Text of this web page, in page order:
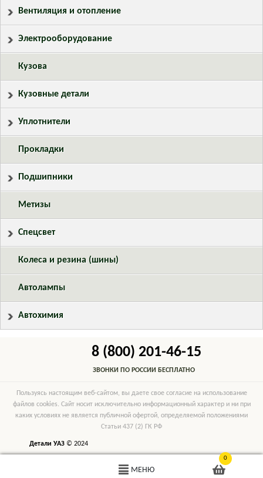
Вентиляция и отопление
Электрооборудование
Кузова
Кузовные детали
Уплотнители
Прокладки
Подшипники
Метизы
Спецсвет
Колеса и резина (шины)
Автолампы
Автохимия
8 (800) 201-46-15
ЗВОНКИ ПО РОССИИ БЕСПЛАТНО
МЕНЮ
0
Пользуясь настоящим веб-сайтом, вы даете свое согласие на использование
файлов cookies. Сайт носит исключительно информационный характер и ни при
каких условиях не является публичной офертой, определяемой положениями
Статьи 437 (2) ГК РФ
Детали УАЗ © 2024